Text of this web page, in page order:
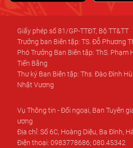
Giấy phép số 81/GP-TTĐT, Bộ TT&TT
Trưởng ban Biên tập: TS. Đỗ Phương
Phó Trưởng Ban Biên tập: ThS. Phạm
Tiến Bằng
Thư ký Ban Biên tập: Ths. Đào Đình
Nhật Vương
Vụ Thông tin - Đối ngoại, Ban Tuyên
ương
Địa chỉ: Số 6C, Hoàng Diệu, Ba Đình,
Điện thoại: 0983778686; 080.45342